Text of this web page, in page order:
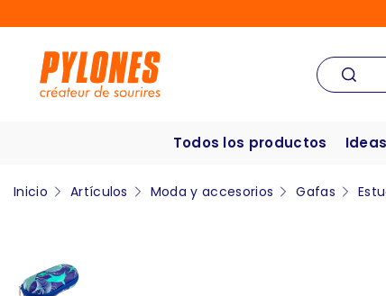
Todos los productos
Inicio Artículos Moda y accesorios Gafas